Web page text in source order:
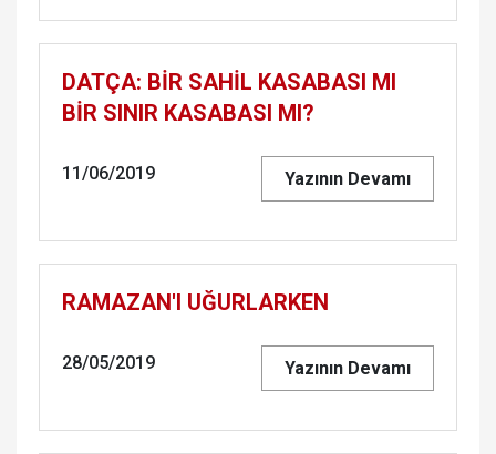
DATÇA: BİR SAHİL KA­SA­BA­SI MI
BİR SINIR KA­SA­BA­SI MI?
11/06/2019 Yazının Devamı
RA­MA­ZAN'I UĞUR­LAR­KEN
28/05/2019 Yazının Devamı